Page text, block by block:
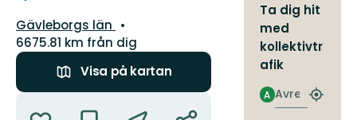
Län:
Gävleborgs län
6675.81 km från dig
Visa på kartan
Ta dig hit
med
kollektivtr
afik
Avresa
A
Hitta